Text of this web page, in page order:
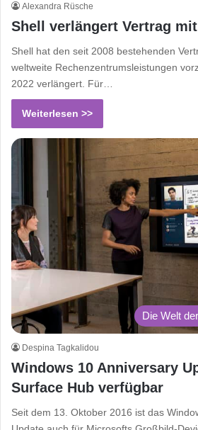
Alexandra Rüsche
Shell verlängert Vertrag
Shell hat den seit 2008 bestehenden
weltweite Rechenzentrumsleistungen
2022 verlängert. Für…
Weiterlesen >>
Die Welt
Despina Tagkalidou
Windows 10 Anniversary
Surface Hub verfügbar
Seit dem 13. Oktober 2016 ist das